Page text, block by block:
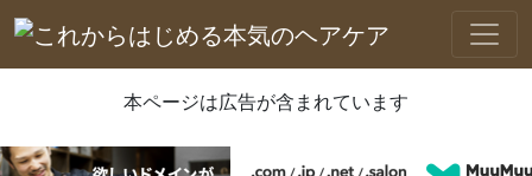
本ページは広告が含まれています